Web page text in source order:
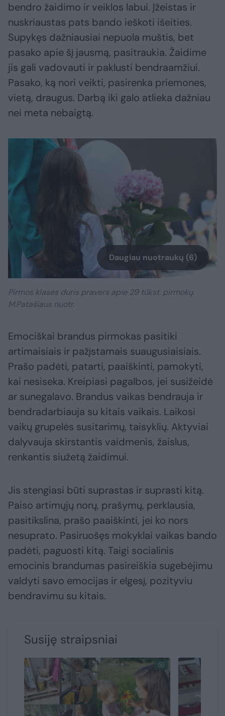
bendro žaidimo ir veiklos labui. Įžeistas ir
nuskriaustas pats bando ieškoti išeities.
Supykęs dažniausiai nepuola muštis, bet
pasako apie šį jausmą, pasitraukia. Žaidime
jis gali vadovauti ir paklusti bendraamžiui.
Pasako, ką nori veikti, pasirenka priemones,
vietą, draugus. Darbą iki galo atlieka dažniau
nei meta nebaigtą.
Daugiau nuotraukų (6)
Pirmos klasės duris pravers apie 29 tūkst. pirmokų.
M.Patašiaus nuotr.
Emociškai brandus pirmokas pasitiki
artimaisiais ir pažįstamais suaugusiaisiais.
Prašo padėti, patarti, paaiškinti, pamokyti,
kai nesiseka. Kreipiasi pagalbos, jei susižeidė
ar sunegalavo. Brandus vaikas bendrauja ir
bendradarbiauja su kitais vaikais. Laikosi
vaikų grupelės susitarimų, taisyklių. Aktyviai
dalyvauja skirstantis vaidmenis, žaislus,
renkantis siužetą žaidimui.
Jis stengiasi būti suprastas ir suprasti kitą.
Paiso artimųjų norų, prašymų, perklausia,
pasitikslina, prašo paaiškinti, jei ko nors
nesuprato. Pasiruošęs mokyklai vaikas bando
padėti, paguosti kitą. Taigi socialinis
emocinis brandumas pasireiškia sugebėjimu
valdyti savo emocijas ir elgesį, pozityviu
bendravimu su kitais.
Susiję straipsniai